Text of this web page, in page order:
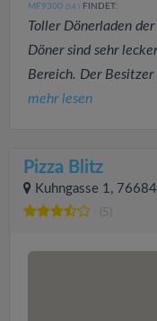
MF9300 (54 ) FINDET:
Toller Dönerladen
Döner sind sehr
Bereich. Der Besitzer
mehr lesen
Pizza Blitz
Kuhngasse 1,
(5)